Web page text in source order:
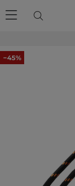
−45%